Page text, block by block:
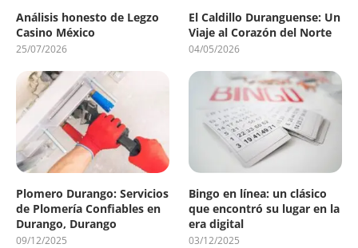
Análisis honesto de Legzo
Casino México
25/07/2026
El Caldillo Duranguense: Un
Viaje al Corazón del Norte
04/05/2026
Plomero Durango: Servicios
de Plomería Confiables en
Durango, Durango
09/12/2025
Bingo en línea: un clásico
que encontró su lugar en la
era digital
03/12/2025